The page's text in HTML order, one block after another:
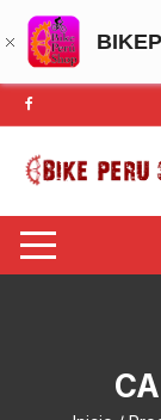
Saltar
al
contenido